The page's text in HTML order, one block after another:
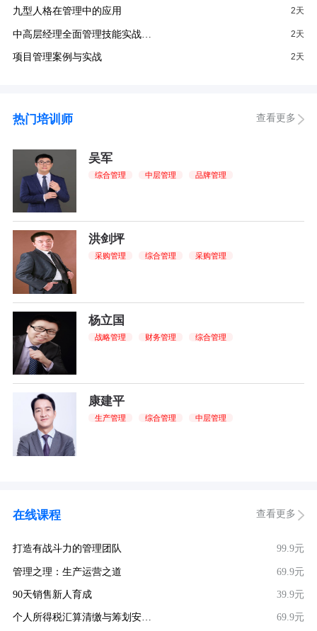
九型人格在管理中的应用 2天
中高层经理全面管理技能实战… 2天
项目管理案例与实战 2天
热门培训师 查看更多
吴军
综合管理 中层管理 品牌管理
洪剑坪
采购管理 综合管理 采购管理
杨立国
战略管理 财务管理 综合管理
康建平
生产管理 综合管理 中层管理
在线课程 查看更多
打造有战斗力的管理团队 99.9元
管理之理：生产运营之道 69.9元
90天销售新人育成 39.9元
个人所得税汇算清缴与筹划安… 69.9元